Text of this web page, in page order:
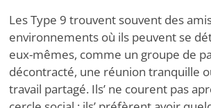
Les Type 9 trouvent souvent des
environnements où ils peuvent se
eux-mêmes, comme un groupe de
décontracté, une réunion tranquille
travail partagé. Ils’ ne courent pas